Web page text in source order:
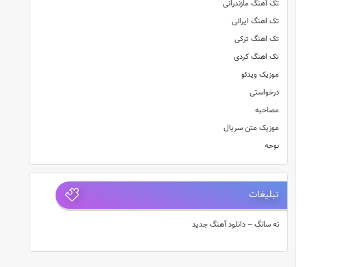
تک آهنگ مازندرانی
تک اهنگ ایرانی
تک اهنگ ترکی
تک اهنگ کردی
موزیک ویدئو
درخواستی
مصاحبه
موزیک متن سریال
نوحه
تبلیغات
ته سانگ – دانلود آهنگ جدید